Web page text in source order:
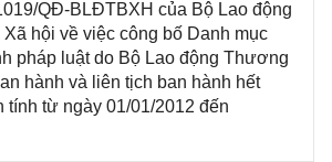
QĐ-BLĐTBXH của Bộ Lao động
hội về việc công bố Danh mục
pháp luật do Bộ Lao động Thương
hành và liên tịch ban hành hết
tính từ ngày 01/01/2012 đến